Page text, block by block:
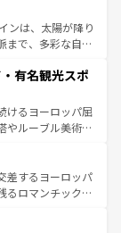
ルフィ海岸の絶
合間には、本場の
を堪能することも
旅をしてみよう！
ンは、太陽が降り
まで、多彩な自然
メンコ、熱気あふ
一部となってい
や、バルセロナの
ローマ遺跡や中世
ペインはその個
。 なお、新着のスペイン情報は コ
有名観光スポ
けるヨーロッパ屈
やルーブル美術館
殿、歴史的な大
が、訪れる者を心
国としても知ら
プロヴァンスの
差するヨーロッパ
るロマンチック街
ことがない。ベ